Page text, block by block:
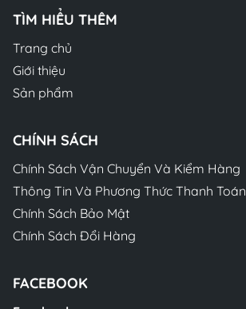
TÌM HIỂU THÊM
Trang chủ
Giới thiệu
Sản phẩm
CHÍNH SÁCH
Chính Sách Vận Chuyển Và Kiểm Hàng
Thông Tin Và Phương Thức Thanh Toán
Chính Sách Bảo Mật
Chính Sách Đổi Hàng
FACEBOOK